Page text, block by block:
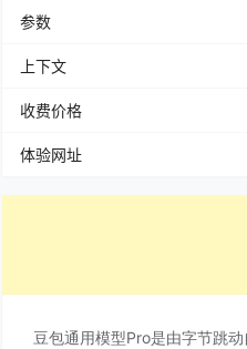
参数
上下文
收费价格
体验网址
豆包通用模型Pro是由字节跳